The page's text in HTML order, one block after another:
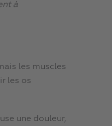
à
les muscles
les os
une douleur,